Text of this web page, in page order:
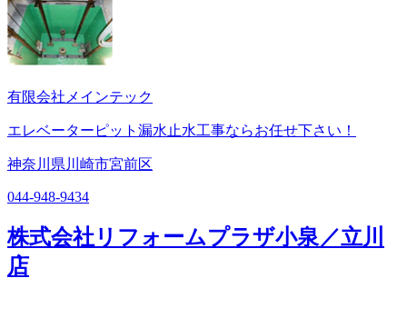
有限会社メインテック
エレベーターピット漏水止水工事ならお任せ下さい！
神奈川県川崎市宮前区
044-948-9434
株式会社リフォームプラザ小泉／立川
店